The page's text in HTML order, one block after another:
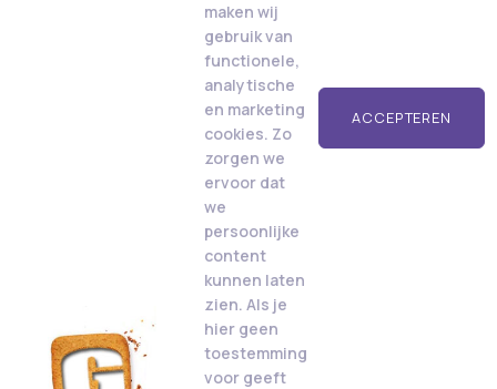
maken wij
gebruik van
functionele,
analytische
en marketing
cookies. Zo
zorgen we
ervoor dat
we
persoonlijke
content
kunnen laten
zien. Als je
hier geen
toestemming
voor geeft
ACCEPTEREN